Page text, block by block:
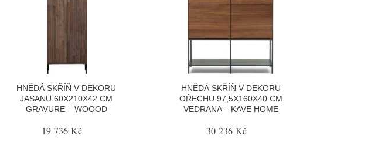
HNĚDÁ SKŘÍŇ V DEKORU
JASANU 60X210X42 CM
GRAVURE – WOOOD
19 736 Kč
HNĚDÁ SKŘÍŇ V DEKORU
OŘECHU 97,5X160X40 CM
VEDRANA – KAVE HOME
30 236 Kč